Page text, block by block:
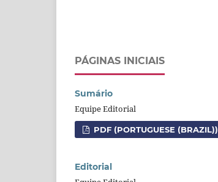
PÁGINAS INICIAIS
Sumário
Equipe Editorial
PDF (PORTUGUESE (BRAZIL))
Editorial